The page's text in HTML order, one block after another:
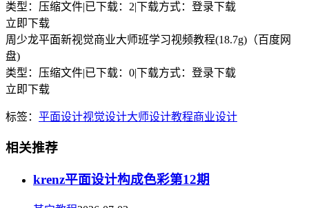
类型：压缩文件|已下载：2|下载方式：登录下载
立即下载
周少龙平面新视觉商业大师班学习视频教程(18.7g)（百度网
盘)
类型：压缩文件|已下载：0|下载方式：登录下载
立即下载
标签： 平面设计视觉设计大师设计教程商业设计
相关推荐
krenz平面设计构成色彩第12期